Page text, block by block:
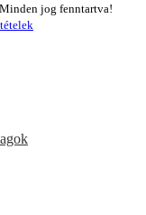
jog fenntartva!